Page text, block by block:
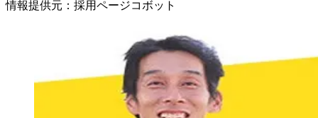
情報提供元 ： 採用ページコボット